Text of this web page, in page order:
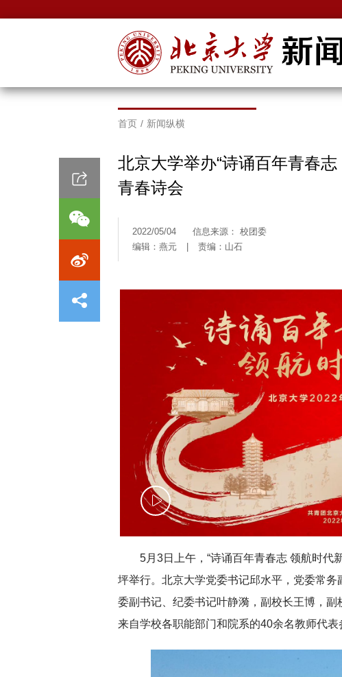
首页 / 新闻纵横
北京大学举办“诗诵百年青春
青春诗会
2022/05/04
信息来源： 校团委
编辑：燕元
责编：山石
5月3日上午，“诗诵百年青春志 领航时代
坪举行。北京大学党委书记邱水平，党委常
委副书记、纪委书记叶静漪，副校长王博，
来自学校各职能部门和院系的40余名教师代表